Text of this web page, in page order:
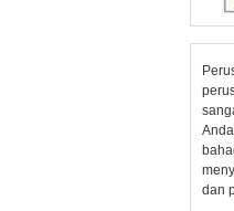
dan